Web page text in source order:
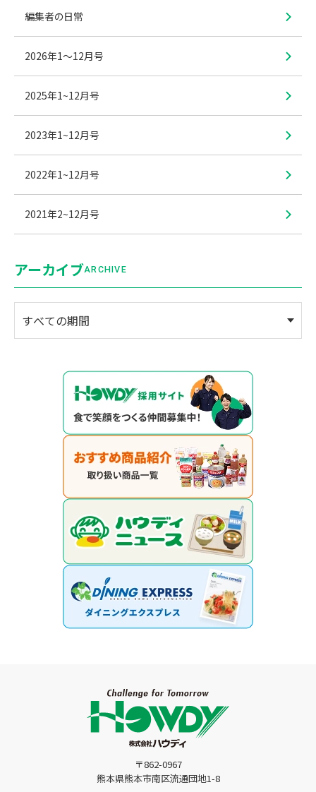
編集者の日常
2026年1〜12月号
2025年1~12月号
2023年1~12月号
2022年1~12月号
2021年2~12月号
アーカイブARCHIVE
〒862-0967
熊本県熊本市南区流通団地1-8